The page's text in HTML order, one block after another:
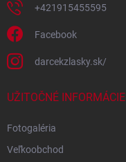
+421915455595
Facebook
darcekzlasky.sk/
UŽITOČNÉ INFORMÁCIE
Fotogaléria
Veľkoobchod